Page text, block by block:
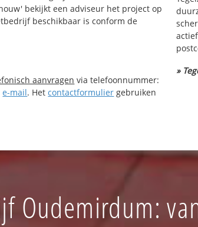
bekijkt een adviseur het project op
beschikbaar is conform de
aanvragen via telefoonnummer:
e-mail. Hetcontactformulier gebruiken
»
Oudemirdum: